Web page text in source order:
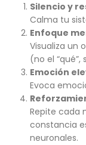
Silencio y
Calma tu
Enfoque
Visualiza un
(no el “qué”,
Emoción
Evoca
Repite cada
constancia
neuronales.